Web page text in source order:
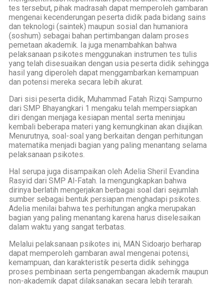
tes tersebut, pihak madrasah dapat memperoleh gambaran
mengenai kecenderungan peserta didik pada bidang sains
dan teknologi (saintek) maupun sosial dan humaniora
(soshum) sebagai bahan pertimbangan dalam proses
pemetaan akademik. Ia juga menambahkan bahwa
pelaksanaan psikotes menggunakan instrumen tes tulis
yang telah disesuaikan dengan usia peserta didik sehingga
hasil yang diperoleh dapat menggambarkan kemampuan
dan potensi mereka secara lebih akurat.
Dari sisi peserta didik, Muhammad Fatah Rizqi Sampurno
dari SMP Bhayangkari 1 mengaku telah mempersiapkan
diri dengan menjaga kesiapan mental serta meninjau
kembali beberapa materi yang kemungkinan akan diujikan.
Menurutnya, soal-soal yang berkaitan dengan perhitungan
matematika menjadi bagian yang paling menantang selama
pelaksanaan psikotes.
Hal serupa juga disampaikan oleh Adelia Sheril Evandina
Rasyid dari SMP Al-Fatah. Ia mengungkapkan bahwa
dirinya berlatih mengerjakan berbagai soal dari sejumlah
sumber sebagai bentuk persiapan menghadapi psikotes.
Adelia menilai bahwa tes perhitungan angka merupakan
bagian yang paling menantang karena harus diselesaikan
dalam waktu yang sangat terbatas.
Melalui pelaksanaan psikotes ini, MAN Sidoarjo berharap
dapat memperoleh gambaran awal mengenai potensi,
kemampuan, dan karakteristik peserta didik sehingga
proses pembinaan serta pengembangan akademik maupun
non-akademik dapat dilaksanakan secara lebih terarah.